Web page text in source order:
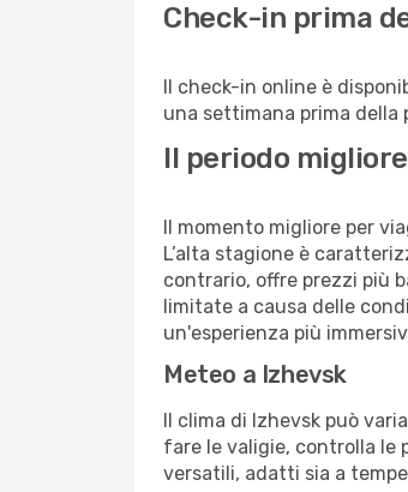
Check-in prima
Il check-in online è
una settimana prima
Il periodo
Il momento migliore per
L’alta stagione è
contrario, offre prezzi più
limitate a causa delle
un'esperienza più
Meteo a Izhevsk
Il clima di Izhevsk può
fare le valigie, controlla le
versatili, adatti sia a